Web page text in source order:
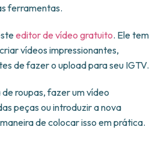
ferramentas.
editor de vídeo gratuito. Ele tem
vídeos impressionantes,
de fazer o upload para seu IGTV.
roupas, fazer um vídeo
peças ou introduzir a nova
de colocar isso em prática.